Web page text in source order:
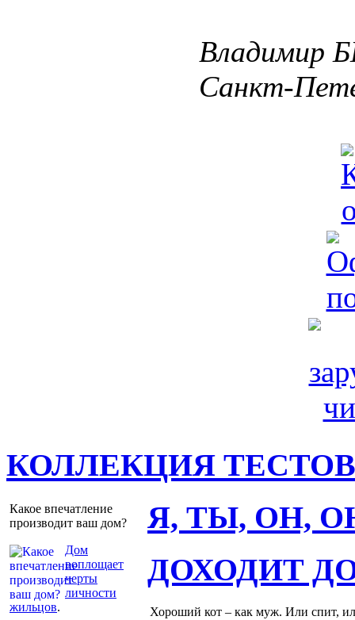
Владимир
Санкт-
КОЛЛЕКЦИЯ ТЕСТОВ
Какое впечатление
производит ваш дом?
Дом
воплощает
черты
личности
жильцов.
Я, ТЫ, ОН,
ДОХОДИТ
Хороший кот – как муж. Или спит,